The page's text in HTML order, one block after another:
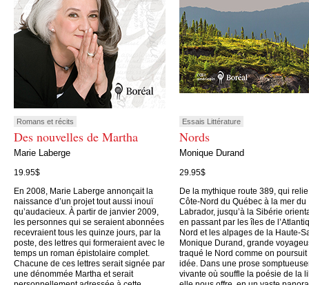
Romans et récits
Des nouvelles de Martha
Marie Laberge
19.95$
En 2008, Marie Laberge annonçait la
naissance d’un projet tout aussi inouï
qu’audacieux. À partir de janvier 2009,
les personnes qui se seraient abonnées
recevraient tous les quinze jours, par la
poste, des lettres qui formeraient avec le
temps un roman épistolaire complet.
Chacune de ces lettres serait signée par
une dénommée Martha et serait
Essais Littérature
Nords
Monique Durand
29.95$
De la mythique route 389, qui
Côte-Nord du Québec à la mer du
Labrador, jusqu’à la Sibérie
en passant par les îles de
Nord et les alpages de la Haute-
Monique Durand, grande
traqué le Nord comme on poursuit
idée. Dans une prose
vivante où souffle la poésie de la